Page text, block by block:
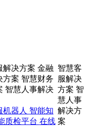
解决方案 金融
方案 智慧财务
智慧人事解决
机器人 智能知
质检平台 在线
智慧客
服解决
方案 智
慧人事
解决方
案